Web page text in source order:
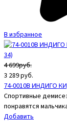
В избранное
4 699руб.
3 289руб.
74-0010B ИНДИГО
Спортивные
понравятся
Добавить